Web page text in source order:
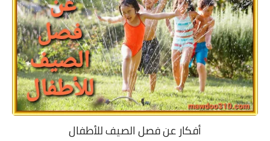
أفكار عن فصل الصيف للأطفال